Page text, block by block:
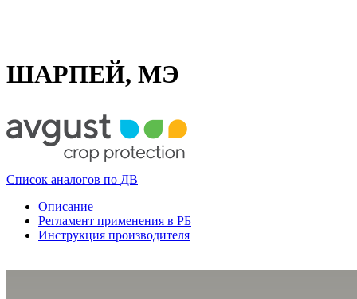
ШАРПЕЙ, МЭ
Список аналогов по ДВ
Описание
Регламент применения в РБ
Инструкция производителя